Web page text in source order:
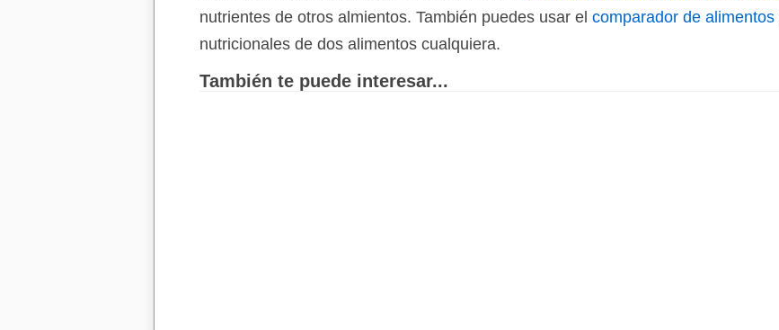
nutrientes de otros almientos. También puedes usar el comparador de alimentos
nutricionales de dos alimentos cualquiera.
También te puede interesar...